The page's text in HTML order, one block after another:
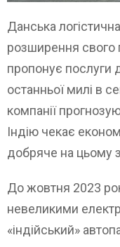
Данська
розширення свого
пропонує послуги
останньої милі в
компанії
Індію чекає
добряче на цьому
До жовтня 2023
невеликими
«індійський»